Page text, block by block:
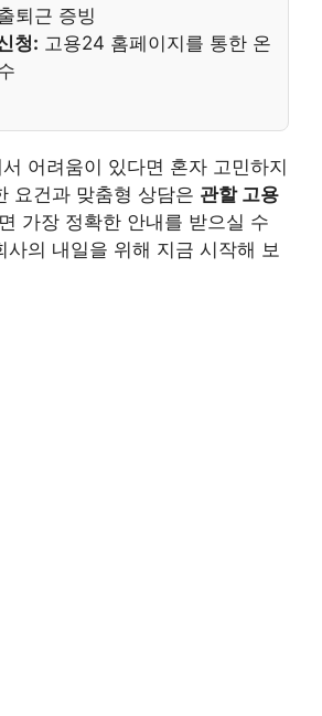
퇴근 증빙
청: 고용24 홈페이지를 통한 온
어려움이 있다면 혼자 고민하지
요건과 맞춤형 상담은 관할 고용
가장 정확한 안내를 받으실 수
사의 내일을 위해 지금 시작해 보